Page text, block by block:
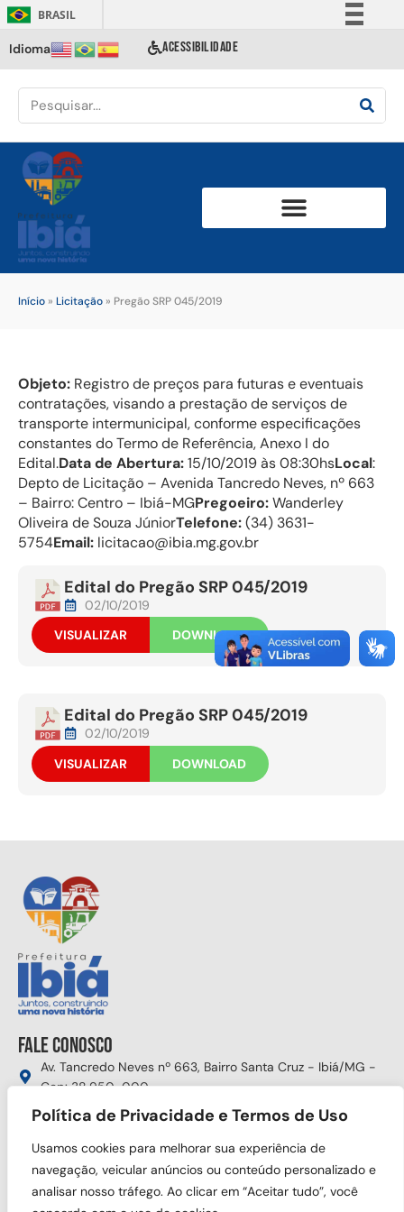
Política de Privacidade e Termos de Uso
Usamos cookies para melhorar sua experiência de
navegação, veicular anúncios ou conteúdo personalizado e
analisar nosso tráfego. Ao clicar em “Aceitar tudo”, você
BRASIL
Comunica BR
Acesso à informação
Idioma ACESSIBILIDADE
Início » Licitação » Pregão SRP 045/2019
Objeto: Registro de preços para futuras e eventuais
contratações, visando a prestação de serviços de
transporte intermunicipal, conforme especificações
constantes do Termo de Referência, Anexo I do
Edital.Data de Abertura:15/10/2019 às 08:30hsLocal:
Depto de Licitação – Avenida Tancredo Neves, nº 663
– Bairro: Centro – Ibiá-MGPregoeiro:Wanderley
Oliveira de Souza JúniorTelefone:(34) 3631-
5754Email: licitacao@ibia.mg.gov.br
Edital do Pregão SRP 045/2019
02/10/2019
VISUALIZAR
DOWNLOAD
Edital do Pregão SRP 045/2019
02/10/2019
VISUALIZAR
DOWNLOAD
Fale conosco
Av. Tancredo Neves nº 663, Bairro Santa Cruz - Ibiá/MG -
Cep: 38.950-000
(34) 3631-5750
Segunda à sexta das 8:00h às 17:30h
Siga nas redes sociais